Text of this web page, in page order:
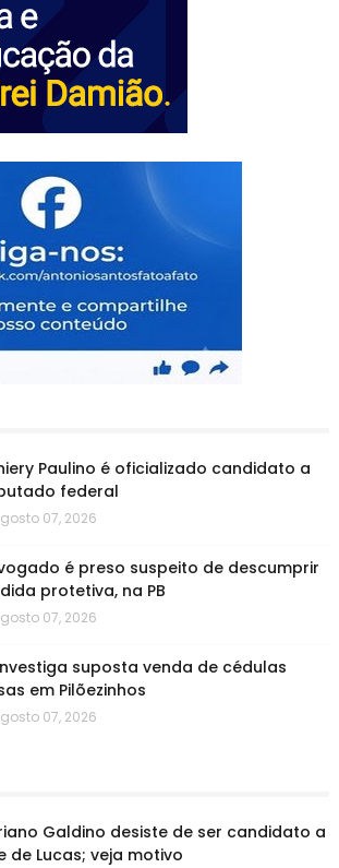
Paulino é oficializado candidato a
federal
07, 2026
é preso suspeito de descumprir
protetiva, na PB
07, 2026
suposta venda de cédulas
em Pilõezinhos
07, 2026
Galdino desiste de ser candidato a
de Lucas; veja motivo